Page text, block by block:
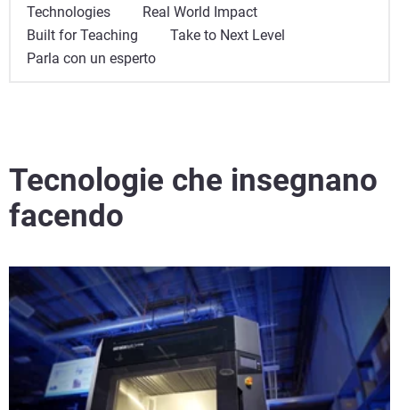
Scopri di più
Scopri di più
Technologies
Real World Impact
Built for Teaching
Take to Next Level
Parla con un esperto
Tecnologie che insegnano
facendo